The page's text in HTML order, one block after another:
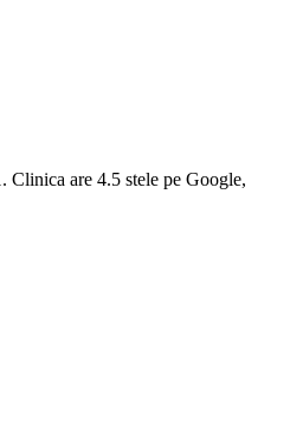
Clinica are 4.5 stele pe Google,